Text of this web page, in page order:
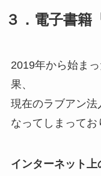
３．電子書籍
2019年から始ま
果、
現在のラブアン法
なってしまってお
インターネット